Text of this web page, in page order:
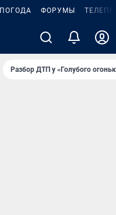
ПОГОДА ФОРУМЫ
Разбор ДТП у «Голубого